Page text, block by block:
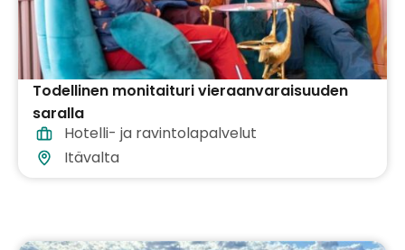
Todellinen monitaituri vieraanvaraisuuden
saralla
Hotelli- ja ravintolapalvelut
Itävalta